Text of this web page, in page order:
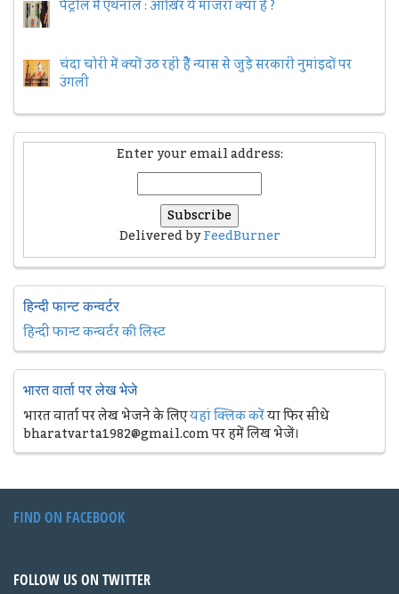
पेट्रोल में एथनाल : आख़िर ये माजरा क्या है ?
चंदा चोरी में क्यों उठ रही हैैं न्यास से जुड़े सरकारी नुमांइदों पर
उंगली
Enter your email address:
Delivered byFeedBurner
हिन्दी फान्ट कन्वर्टर
हिन्दी फान्ट कन्वर्टर की लिस्ट
भारत वार्ता पर लेख भेजे
भारत वार्ता पर लेख भेजने के लिएयहां क्लिक करेंया फिर सीधे
bharatvarta1982@gmail.com पर हमें लिख भेजें।
FIND ON FACEBOOK
FOLLOW US ON TWITTER